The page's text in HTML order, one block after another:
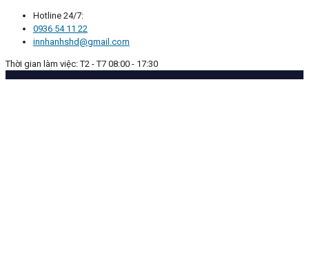
Hotline 24/7:
0936 54 11 22
innhanhshd@gmail.com
Thời gian làm việc: T2 - T7 08:00 - 17:30